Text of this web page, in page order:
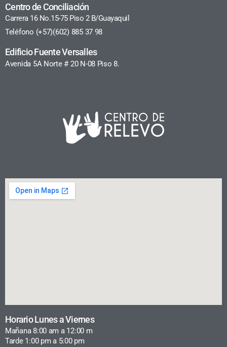
Centro de Conciliación
Carrera 16 No.15-75 Piso 2 B/Guayaquil
Teléfono (+57)(602) 885 37 98
Edificio Fuente Versalles
Avenida 5A Norte # 20 N-08 Piso 8.
Horario Lunes a Viernes
Mañana 8:00 am a 12:00 m
Tarde 1:00 pm a 5:00 pm